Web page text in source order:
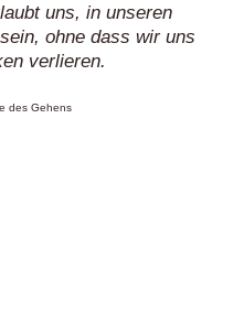
uns, in unseren
ohne dass wir uns
verlieren.
des Gehens